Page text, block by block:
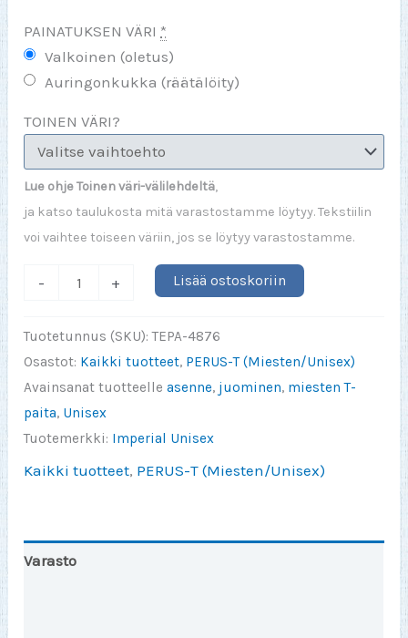
PAINATUKSEN VÄRI *
Valkoinen (oletus)
Auringonkukka (räätälöity)
TOINEN VÄRI?
Lue ohje Toinen väri-välilehdeltä,
ja katso taulukosta mitä varastostamme löytyy. Tekstiilin
voi vaihtee toiseen väriin, jos se löytyy varastostamme.
-
määrä
+ Lisää ostoskoriin
Tuotetunnus (SKU):TEPA-4876
Osastot: Kaikki tuotteet, PERUS-T (Miesten/Unisex)
Avainsanat tuotteelleasenne, juominen, miesten T-
paita, Unisex
Tuotemerkki: Imperial Unisex
Kaikki tuotteet, PERUS-T (Miesten/Unisex)
Varasto